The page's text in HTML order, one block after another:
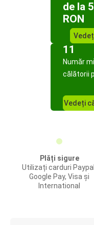
de la
RON
11
Număr
călătorii
Vedeți
Plăți sigure
Utilizați carduri
Google Pay, Visa și
International